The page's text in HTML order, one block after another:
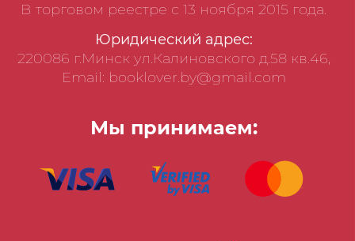
В торговом реестре с 13 ноября 2015 года.
Юридический адрес:
220086 г.Минск ул.Калиновского д.58 кв.46,
Email: booklover.by@gmail.com
Мы принимаем: